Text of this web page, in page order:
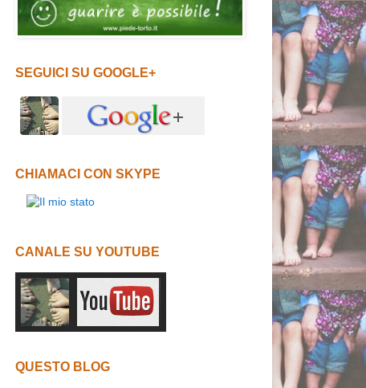
SEGUICI SU GOOGLE+
CHIAMACI CON SKYPE
CANALE SU YOUTUBE
QUESTO BLOG